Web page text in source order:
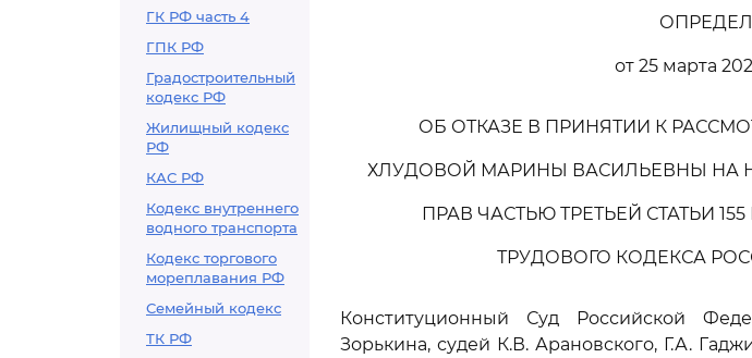
ГК РФ часть 4
ГПК РФ
Градостроительный
кодекс РФ
Жилищный кодекс
РФ
КАС РФ
Кодекс внутреннего
водного транспорта
Кодекс торгового
мореплавания РФ
Семейный кодекс
ТК РФ
от 25 марта
ОБ ОТКАЗЕ В ПРИНЯТИИ К
ХЛУДОВОЙ МАРИНЫ ВАСИЛЬЕВНЫ НА
ПРАВ ЧАСТЬЮ ТРЕТЬЕЙ СТАТЬИ
ТРУДОВОГО КОДЕКСА
Конституционный Суд Российской
Зорькина, судей К.В. Арановского, Г.А.